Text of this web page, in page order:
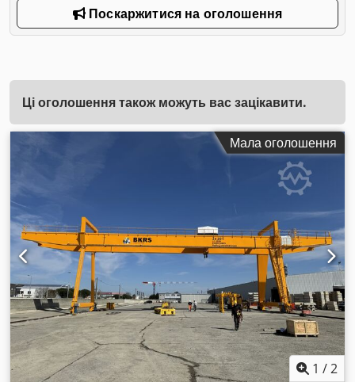
Поскаржитися на оголошення
Ці оголошення також можуть вас зацікавити.
Мала оголошення
1 /2